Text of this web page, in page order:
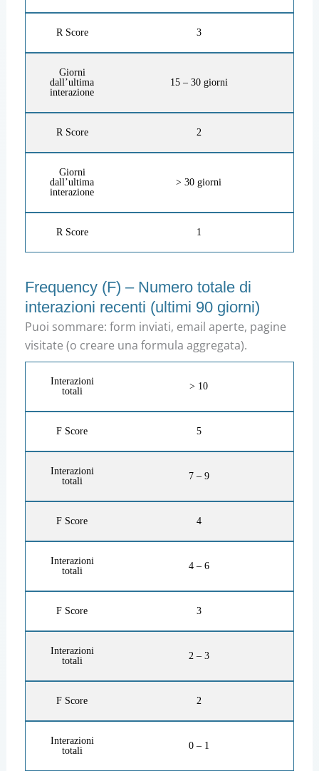
R Score 3
Giorni
dall’ultima
interazione
15 – 30 giorni
R Score 2
Giorni
dall’ultima
interazione
> 30 giorni
R Score 1
Frequency (F) – Numero totale di
interazioni recenti (ultimi 90 giorni)
Puoi sommare: form inviati, email aperte, pagine
visitate (o creare una formula aggregata).
Interazioni
totali
> 10
F Score 5
Interazioni
totali
7 – 9
F Score 4
Interazioni
totali
4 – 6
F Score 3
Interazioni
totali
2 – 3
F Score 2
Interazioni
totali
0 – 1